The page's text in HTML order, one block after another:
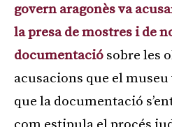
govern aragonès va
la presa de mostres i de
documentació sobre les
acusacions que el
que la documentació